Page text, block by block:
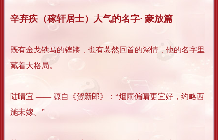
辛弃疾（稼轩居士）大气的名字· 豪放篇
既有金戈铁马的铿锵，也有蓦然回首的深情，他的名字里
藏着大格局。
陆晴宜 —— 源自《贺新郎》：“烟雨偏晴更宜好，约略西
施未嫁。”